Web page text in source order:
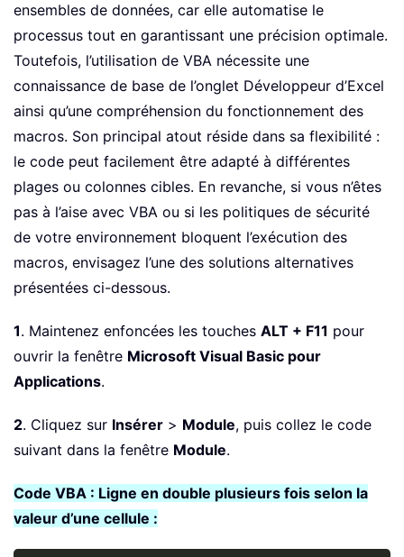
ensembles de données, car elle automatise le
processus tout en garantissant une précision optimale.
Toutefois, l’utilisation de VBA nécessite une
connaissance de base de l’onglet Développeur d’Excel
ainsi qu’une compréhension du fonctionnement des
macros. Son principal atout réside dans sa flexibilité :
le code peut facilement être adapté à différentes
plages ou colonnes cibles. En revanche, si vous n’êtes
pas à l’aise avec VBA ou si les politiques de sécurité
de votre environnement bloquent l’exécution des
macros, envisagez l’une des solutions alternatives
présentées ci-dessous.
1. Maintenez enfoncées les touches ALT + F11 pour
ouvrir la fenêtre Microsoft Visual Basic pour
Applications.
2. Cliquez sur Insérer > Module, puis collez le code
suivant dans la fenêtre Module.
Code VBA : Ligne en double plusieurs fois selon la
valeur d’une cellule :